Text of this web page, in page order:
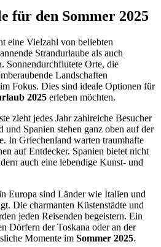
für den Sommer 2025
eine Vielzahl von beliebten
Strandurlaube als auch
Sonnendurchflutete Orte, die
Landschaften
Fokus. Dies sind ideale Optionen für
2025 erleben möchten.
zieht jedes Jahr zahlreiche Besucher
Spanien stehen ganz oben auf der
In Griechenland warten traumhafte
auf Entdecker. Spanien bietet nicht
auch eine lebendige Kunst- und
Europa sind Länder wie Italien und
Die charmanten Küstenstädte und
jeden Reisenden begeistern. Ein
Dörfern der Toskana oder an der
Momente im Sommer 2025.